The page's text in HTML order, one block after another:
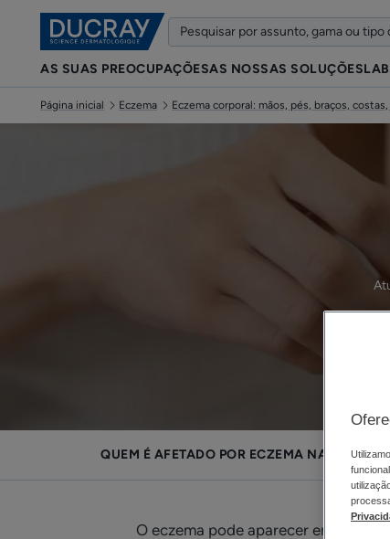
AS SUAS PREOCUPAÇÕESAS NOSSAS SOLUÇÕES
Página inicial Eczema Eczema corporal: mãos, pés, braços,
QUEM É AFETADO POR ECZEMA NAS
O eczema pode aparecer em